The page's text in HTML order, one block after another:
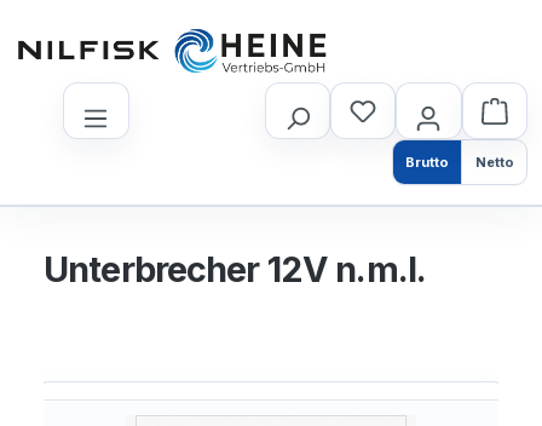
Brutto Netto
Unterbrecher 12V n.m.l.